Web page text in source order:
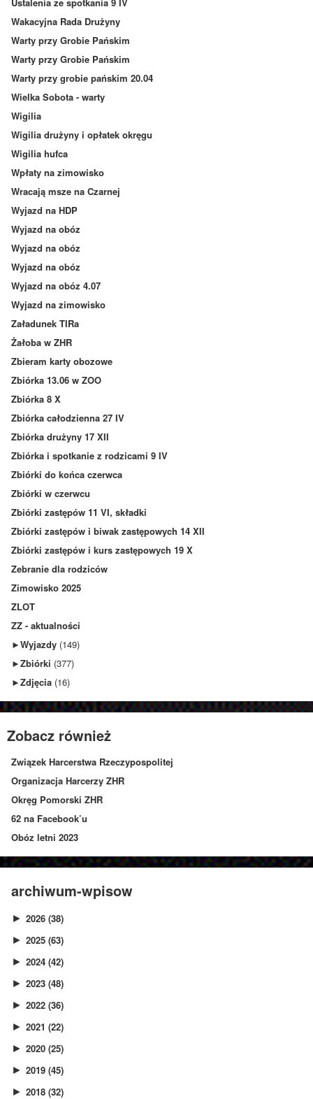
Wakacyjna Rada Drużyny
Warty przy Grobie Pańskim
Warty przy Grobie Pańskim
Warty przy grobie pańskim 20.04
Wielka Sobota - warty
Wigilia
Wigilia drużyny i opłatek okręgu
Wigilia hufca
Wpłaty na zimowisko
Wracają msze na Czarnej
Wyjazd na HDP
Wyjazd na obóz
Wyjazd na obóz
Wyjazd na obóz
Wyjazd na obóz 4.07
Wyjazd na zimowisko
Załadunek TIRa
Żałoba w ZHR
Zbieram karty obozowe
Zbiórka 13.06 w ZOO
Zbiórka 8 X
Zbiórka całodzienna 27 IV
Zbiórka drużyny 17 XII
Zbiórka i spotkanie z rodzicami 9 IV
Zbiórki do końca czerwca
Zbiórki w czerwcu
Zbiórki zastępów 11 VI, składki
Zbiórki zastępów i biwak zastępowych 14 XII
Zbiórki zastępów i kurs zastępowych 19 X
Zebranie dla rodziców
Zimowisko 2025
ZLOT
ZZ - aktualności
►Wyjazdy (149)
►Zbiórki (377)
►Zdjęcia (16)
Zobacz również
Związek Harcerstwa Rzeczypospolitej
Organizacja Harcerzy ZHR
Okręg Pomorski ZHR
62 na Facebook’u
Obóz letni 2023
archiwum-wpisow
► 2026 (38)
► 2025 (63)
► 2024 (42)
► 2023 (48)
► 2022 (36)
► 2021 (22)
► 2020 (25)
► 2019 (45)
► 2018 (32)